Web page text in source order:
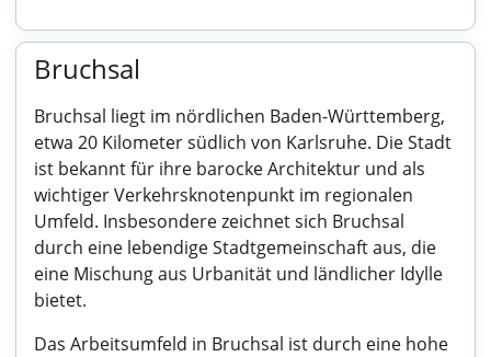
Bruchsal
Bruchsal liegt im nördlichen Baden-Württemberg,
etwa 20 Kilometer südlich von Karlsruhe. Die Stadt
ist bekannt für ihre barocke Architektur und als
wichtiger Verkehrsknotenpunkt im regionalen
Umfeld. Insbesondere zeichnet sich Bruchsal
durch eine lebendige Stadtgemeinschaft aus, die
eine Mischung aus Urbanität und ländlicher Idylle
bietet.
Das Arbeitsumfeld in Bruchsal ist durch eine hohe